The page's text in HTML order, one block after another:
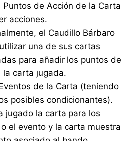
Puntos de Acción de la Carta
acciones.
el Caudillo Bárbaro
una de sus cartas
para añadir los puntos de
la carta jugada.
de la Carta (teniendo
posibles condicionantes).
jugado la carta para los
el evento y la carta muestra